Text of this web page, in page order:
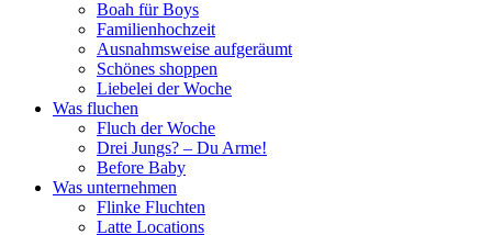
Boah für Boys
Familienhochzeit
Ausnahmsweise aufgeräumt
Schönes shoppen
Liebelei der Woche
Was fluchen
Fluch der Woche
Drei Jungs? – Du Arme!
Before Baby
Was unternehmen
Flinke Fluchten
Latte Locations